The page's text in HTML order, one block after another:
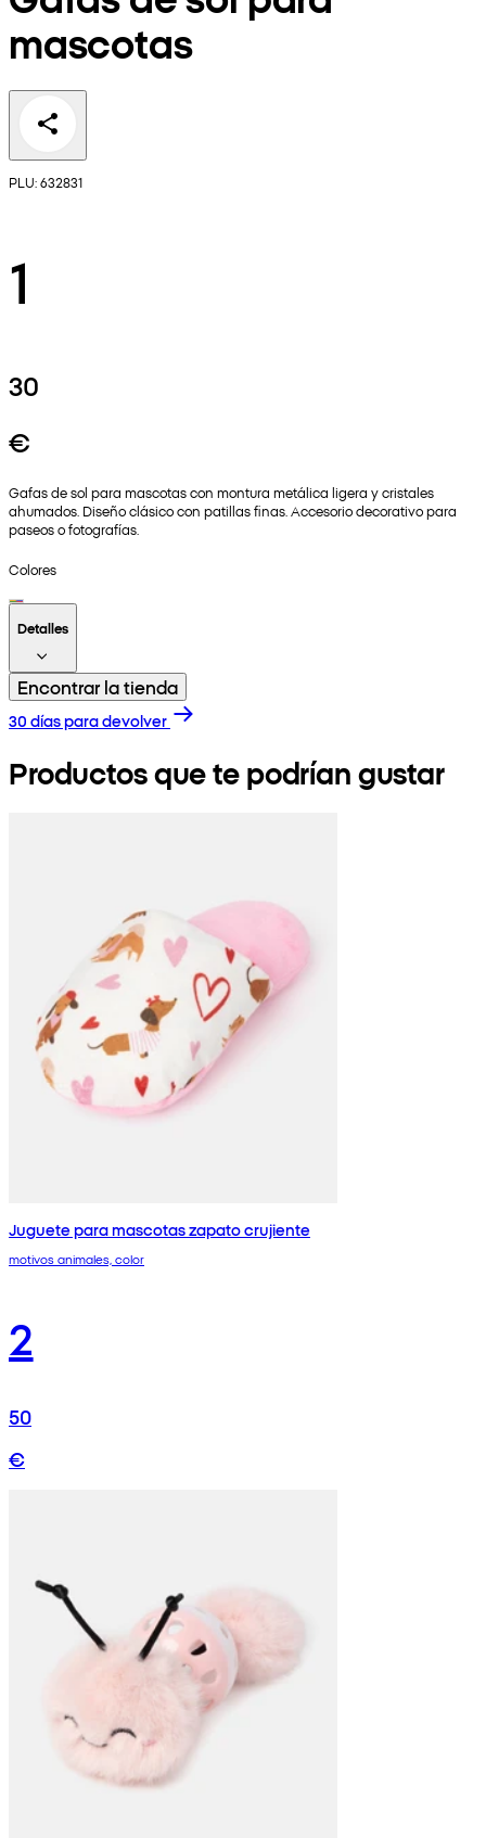
mascotas
PLU: 632831
1
30
€
Gafas de sol para mascotas con montura metálica ligera y cristales
ahumados. Diseño clásico con patillas finas. Accesorio decorativo para
paseos o fotografías.
Colores
Detalles
Encontrar la tienda
30 días para devolver
Productos que te podrían gustar
Juguete para mascotas zapato crujiente
motivos animales, color
2
50
€